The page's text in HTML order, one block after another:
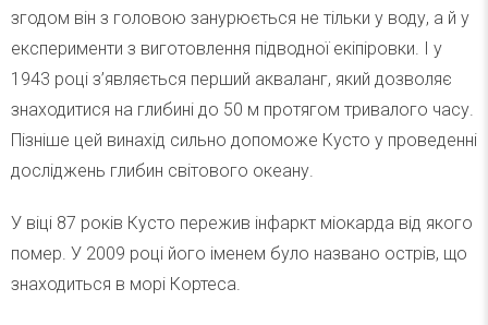
згодом він з головою занурюється не тільки у воду, а й у
експерименти з виготовлення підводної екіпіровки. І у
1943 році з’являється перший акваланг, який дозволяє
знаходитися на глибині до 50 м протягом тривалого часу.
Пізніше цей винахід сильно допоможе Кусто у проведенні
досліджень глибин світового океану.
У віці 87 років Кусто пережив інфаркт міокарда від якого
помер. У 2009 році його іменем було названо острів, що
знаходиться в морі Кортеса.